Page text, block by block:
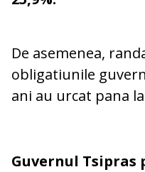
De asemenea,
obligatiunile
ani au urcat pana la
Guvernul Tsipras